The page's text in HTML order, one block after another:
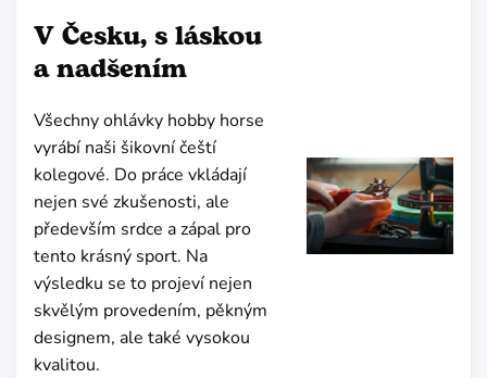
V Česku, s láskou
a nadšením
Všechny ohlávky hobby horse
vyrábí naši šikovní čeští
kolegové. Do práce vkládají
nejen své zkušenosti, ale
především srdce a zápal pro
tento krásný sport. Na
výsledku se to projeví nejen
skvělým provedením, pěkným
designem, ale také vysokou
kvalitou.